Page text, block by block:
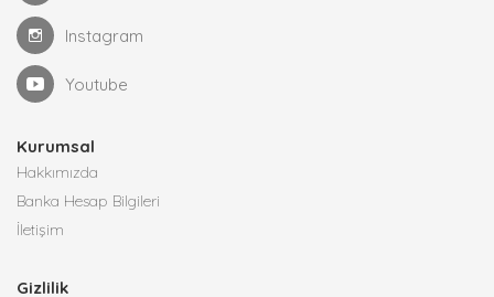
Instagram
Youtube
Kurumsal
Hakkımızda
Banka Hesap Bilgileri
İletişim
Gizlilik